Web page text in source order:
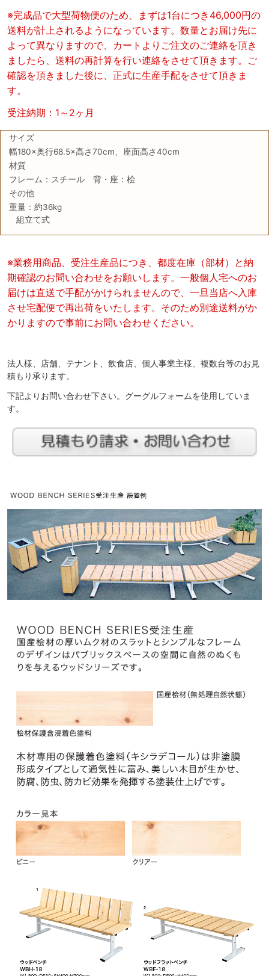
※完成品で大型荷物便のため、まずは1台につき46,000円の
送料が計上されるようになっています。数量とお届け先に
よって異なりますので、カートよりご注文のご連絡を頂き
ましたら、送料の再計算を行い連絡をさせて頂きます。ご
確認を頂きました後に、正式に生産手配をさせて頂きま
す。
受注納期：1～2ヶ月
サイズ
幅180×奥行68.5×高さ70cm、座面高さ40cm
材質
フレーム：スチール 背・座：桧
その他
重量：約36kg
組立て式
※業務用商品、受注生産品につき、都度在庫（部材）と納
期確認のお問い合わせをお願いします。一般個人宅へのお
届けは直送で手配がかけられませんので、一旦当店へ入庫
させ宅配便で再出荷をいたします。そのため別途送料がか
かりますので事前にお問い合わせください。
法人様、店舗、テナント、飲食店、個人事業主様、複数台等のお見
積もり承ります。
下記よりお問い合わせ下さい。グーグルフォームを使用していま
す。